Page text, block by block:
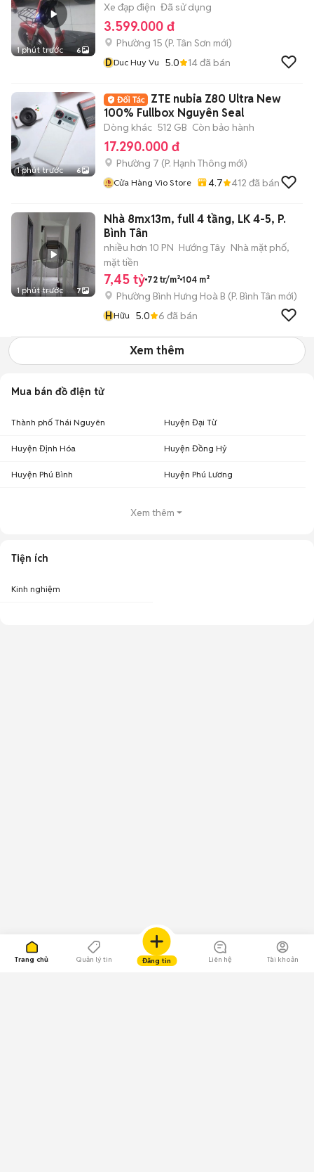
Trang chủ Quản lý tin Đăng tin Liên hệ Tài khoản
1 phút trước 6
Xe đạp điện Đã sử dụng
3.599.000 đ
Phường 15 (P. Tân Sơn mới)
DDuc Huy Vu 5.0 14đã bán
1 phút trước 6
ZTE nubia Z80 Ultra New
100% Fullbox Nguyên Seal
Dòng khác 512 GB Còn bảo hành
17.290.000 đ
Phường 7 (P. Hạnh Thông mới)
Cửa Hàng Vio Store 4.7 412 đã bán
1 phút trước 7
Nhà 8mx13m, full 4 tầng, LK 4-5, P.
Bình Tân
nhiều hơn 10 PN Hướng Tây Nhà mặt phố,
mặt tiền
7,45 tỷ 72 tr/m² 104 m²
Phường Bình Hưng Hoà B (P. Bình Tân mới)
HHữu 5.0 6 đã bán
Xem thêm
Mua bán đồ điện tử
Thành phố Thái Nguyên Huyện Đại Từ
Huyện Định Hóa Huyện Đồng Hỷ
Huyện Phú Bình Huyện Phú Lương
Xem thêm
Tiện ích
Kinh nghiệm